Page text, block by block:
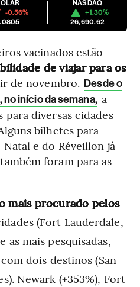
-0.56%
NASDAQ
+1.30%
26,690.62
vacinados estão
de viajar para os
de novembro. Desde o
no início da semana, a
para diversas cidades
bilhetes para
e do Réveillon já
foram para as
mais procurado pelos
(Fort Lauderdale,
mais pesquisadas,
dois destinos (San
Newark (+353%), Fort